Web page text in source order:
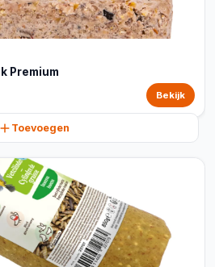
Premium
Bekijk
Toevoegen